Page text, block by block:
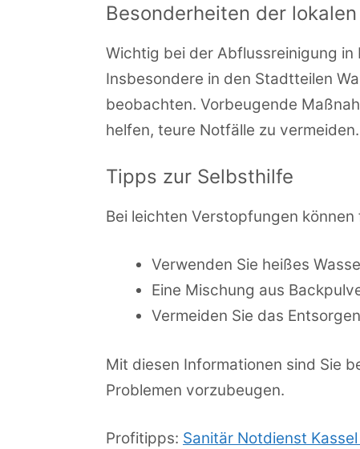
Besonderheiten der
Wichtig bei der Abflussreinigung
Insbesondere in den Stadtteilen
beobachten. Vorbeugende
helfen, teure Notfälle zu vermeiden.
Tipps zur Selbsthilfe
Bei leichten Verstopfungen
Verwenden Sie heißes
Eine Mischung aus
Vermeiden Sie das
Mit diesen Informationen sind Sie
Problemen vorzubeugen.
Profitipps: Sanitär Notdienst